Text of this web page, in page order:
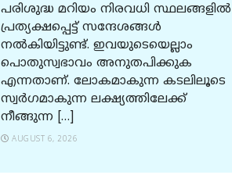
പരിശുദ്ധ മറിയം നിരവധി സ്ഥലങ്ങളിൽ
പ്രത്യക്ഷപ്പെട്ട് സന്ദേശങ്ങൾ
നൽകിയിട്ടുണ്ട്. ഇവയുടെയെല്ലാം
പൊതുസ്വഭാവം അനുതപിക്കുക
എന്നതാണ്. ലോകമാകുന്ന കടലിലൂടെ
സ്വർഗമാകുന്ന ലക്ഷ്യത്തിലേക്ക്
നീങ്ങുന്ന […]
AUGUST 6, 2026